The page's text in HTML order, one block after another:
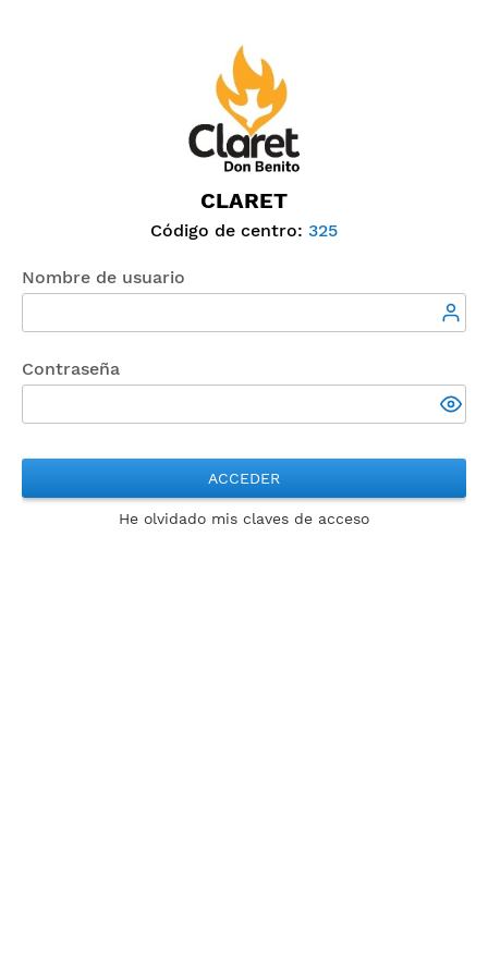
CLARET
Código de centro: 325
Nombre de usuario
Contraseña
ACCEDER
He olvidado mis claves de acceso